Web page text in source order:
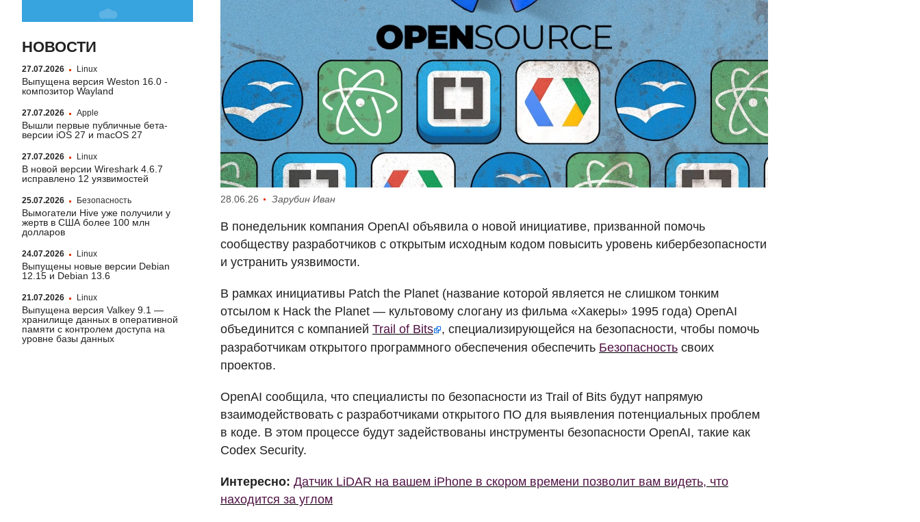
НОВОСТИ
27.07.2026 Linux
Выпущена версия Weston 16.0 -
композитор Wayland
27.07.2026 Apple
Вышли первые публичные бета-
версии iOS 27 и macOS 27
27.07.2026 Linux
В новой версии Wireshark 4.6.7
исправлено 12 уязвимостей
25.07.2026 Безопасность
Вымогатели Hive уже получили у
жертв в США более 100 млн
долларов
24.07.2026 Linux
Выпущены новые версии Debian
12.15 и Debian 13.6
21.07.2026 Linux
Выпущена версия Valkey 9.1 —
хранилище данных в оперативной
памяти с контролем доступа на
уровне базы данных
28.06.26 Зарубин Иван
В понедельник компания OpenAI объявила о новой инициативе, призванной помочь
сообществу разработчиков с открытым исходным кодом повысить уровень кибербезопасности
и устранить уязвимости.
В рамках инициативы Patch the Planet (название которой является не слишком тонким
отсылом к Hack the Planet — культовому слогану из фильма «Хакеры» 1995 года) OpenAI
объединится с компанией Trail of Bits
, специализирующейся на безопасности, чтобы помочь
разработчикам открытого программного обеспечения обеспечить Безопасность своих
проектов.
OpenAI сообщила, что специалисты по безопасности из Trail of Bits будут напрямую
взаимодействовать с разработчиками открытого ПО для выявления потенциальных проблем
в коде. В этом процессе будут задействованы инструменты безопасности OpenAI, такие как
Codex Security.
Интересно: Датчик LiDAR на вашем iPhone в скором времени позволит вам видеть, что
находится за углом